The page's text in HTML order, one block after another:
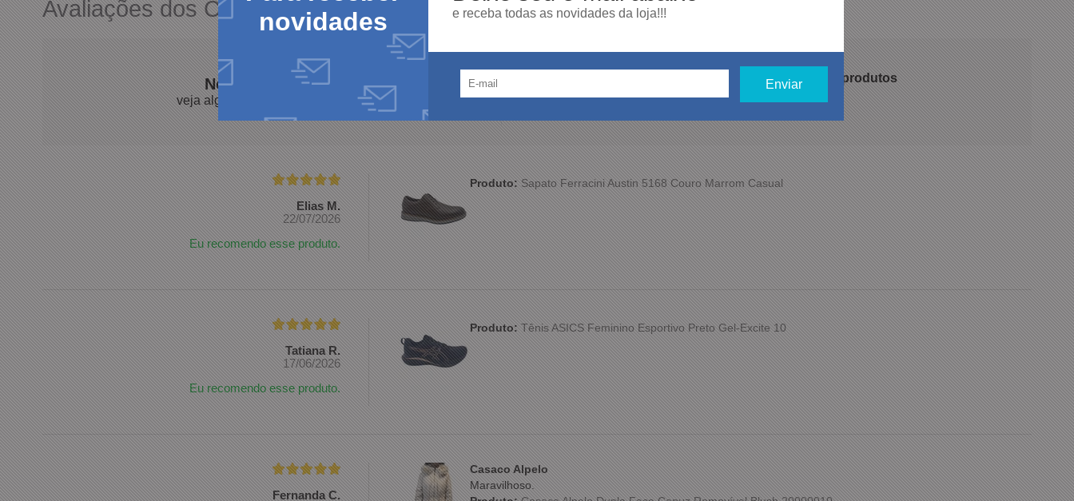
novidades
e receba todas as novidades da loja!!!
Avaliações dos Clientes
Nossos clientes falam por nós!
veja algumas avaliações de produtos da nossa loja. 100% dos clientes recomendam nossos produtos
Elias M.
22/07/2026
Eu recomendo esse produto.
Produto:Sapato Ferracini Austin 5168 Couro Marrom Casual
Tatiana R.
17/06/2026
Eu recomendo esse produto.
Produto:Tênis ASICS Feminino Esportivo Preto Gel-Excite 10
Fernanda C.
Casaco Alpelo
Maravilhoso.